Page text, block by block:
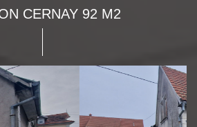
CERNAY 92 M2